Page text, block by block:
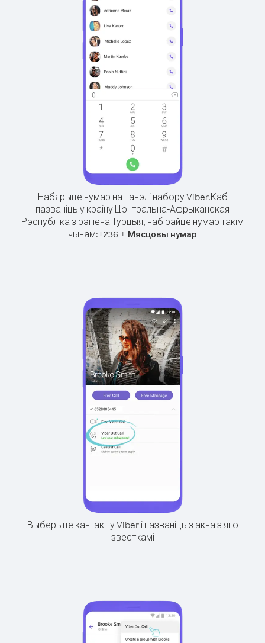
Набярыце нумар на панэлі набору Viber.Каб
пазваніць у краіну Цэнтральна-Афрыканская
Рэспубліка з рэгіёна Турцыя, набірайце нумар такім
чынам:+236 + Мясцовы нумар
Выберыце кантакт у Viber і пазваніць з акна з яго
звесткамі